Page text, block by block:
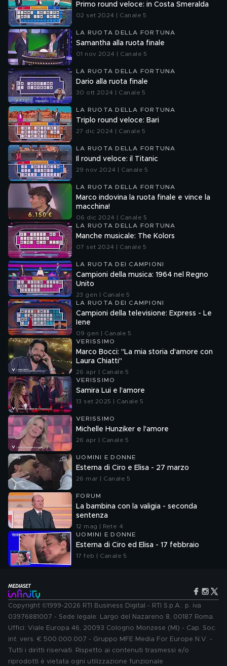
Primo round veloce: in Costa Smeralda
02 set 2024 | Canale 5
LA RUOTA DELLA FORTUNA
Samantha alla ruota finale
01 nov 2024 | Canale 5
LA RUOTA DELLA FORTUNA
Dario alla ruota finale
30 ott 2024 | Canale 5
LA RUOTA DELLA FORTUNA
Triplo round veloce: Bari
27 dic 2024 | Canale 5
LA RUOTA DELLA FORTUNA
Il round veloce: il Titanic
29 nov 2024 | Canale 5
LA RUOTA DELLA FORTUNA
Marco indovina la ruota finale e vince la
macchina!
06 dic 2024 | Canale 5
LA RUOTA DELLA FORTUNA
Manche musicale: The Kolors
07 set 2024 | Canale 5
LA RUOTA DEI CAMPIONI
Campioni della musica: 1964 nel Regno
Unito
23 gen | Canale 5
LA RUOTA DEI CAMPIONI
Campioni della televisione: Express - Le
Iene
09 gen | Canale 5
VERISSIMO
Marco Bocci: "La mia storia d'amore con
Laura Chiatti"
26 apr | Canale 5
VERISSIMO
Samira Lui e l'amore
13 set 2025 | Canale 5
VERISSIMO
Michelle Hunziker e l'amore
26 apr | Canale 5
UOMINI E DONNE
Esterna di Ciro e Elisa - 27 marzo
26 mar | Canale 5
FORUM
La bambina con la valigia - seconda
sentenza
12 mag | Rete 4
UOMINI E DONNE
Esterna di Ciro ed Elisa - 17 febbraio
17 feb | Canale 5
Copyright ©1999-2026 RTI Business Digital - RTI S.p.A.: p. iva
03976881007 - Sede legale: Largo del Nazareno 8, 00187 Roma.
Uffici: Viale Europa 46, 20093 Cologno Monzese (MI) - Cap. Soc.
int. vers. € 500.000.007 - Gruppo MFE Media For Europe N.V. -
Tutti i diritti riservati. Rispetto ai contenuti trasmessi e/o
riprodotti è vietata ogni utilizzazione funzionale